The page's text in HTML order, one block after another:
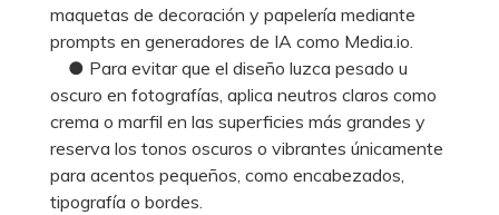
maquetas de decoración y papelería mediante
prompts en generadores de IA como Media.io.
● Para evitar que el diseño luzca pesado u
oscuro en fotografías, aplica neutros claros como
crema o marfil en las superficies más grandes y
reserva los tonos oscuros o vibrantes únicamente
para acentos pequeños, como encabezados,
tipografía o bordes.